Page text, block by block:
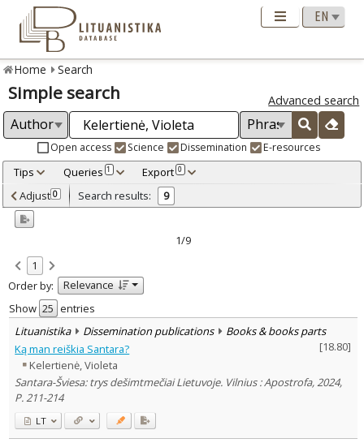
Home Search
Simple search Advanced search
Open access Science Dissemination E-resources
Tips Queries 1 Export 0
Adjusted by criteria 0
Year
Refine
Open access
Scientific publications 6
Dissemination publications
Document Type:
Books & books parts 6
Journal articles 3
Subject area:
History 1
Literary Studies
Sociology
Adjust 0 Search results: 9
1/9
1
Order by:
Relevance
Show
entries
Lituanistika
Dissemination publications
Books & books parts
[18.80]
Ką man reiškia Santara?
Kelertienė, Violeta
Santara-Šviesa: trys dešimtmečiai Lietuvoje. Vilnius : Apostrofa, 2024,
P. 211-214
LT